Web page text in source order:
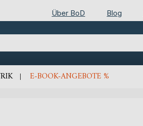
Über BoD Blog
E-BOOK-ANGEBOTE %